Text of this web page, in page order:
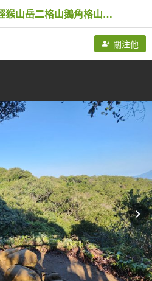
20240114指南宮站經猴山岳二格山鵝角格山至貓空站
關注他